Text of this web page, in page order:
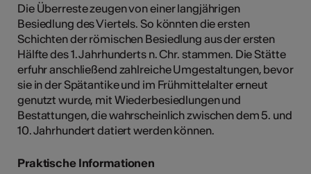
Die Überreste zeugen von einer langjährigen
Besiedlung des Viertels. So könnten die ersten
Schichten der römischen Besiedlung aus der ersten
Hälfte des 1. Jahrhunderts n. Chr. stammen. Die Stätte
erfuhr anschließend zahlreiche Umgestaltungen, bevor
sie in der Spätantike und im Frühmittelalter erneut
genutzt wurde, mit Wiederbesiedlungen und
Bestattungen, die wahrscheinlich zwischen dem 5. und
10. Jahrhundert datiert werden können.
Praktische Informationen